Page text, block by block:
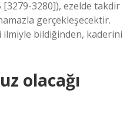
[3279-3280]), ezelde takdir
gerçekleşecektir.
ilmiyle bildiğinden, kaderini
olacağı